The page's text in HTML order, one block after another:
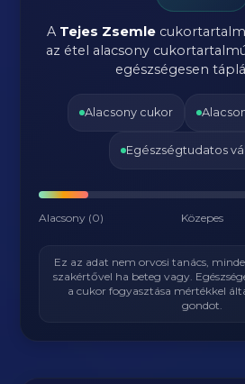
A Tejes Zsemle
az étel alacsony
egészségesen
Alacsony cukor
Egészségtudatos
Alacsony (0) Közepes
Ez az adat nem orvosi tanács,
szakértővel ha beteg vagy.
a cukor fogyasztása mértékkel
gondot.